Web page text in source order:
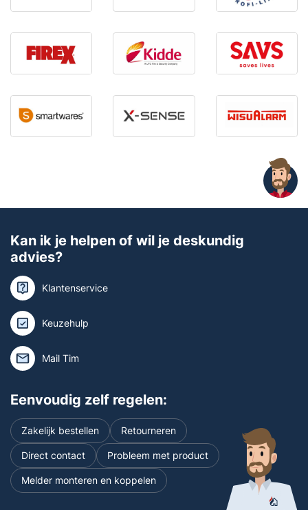
Kan ik je helpen of wil je deskundig
advies?
Klantenservice
Keuzehulp
Mail Tim
Eenvoudig zelf regelen:
Zakelijk bestellen Retourneren
Direct contact Probleem met product
Melder monteren en koppelen